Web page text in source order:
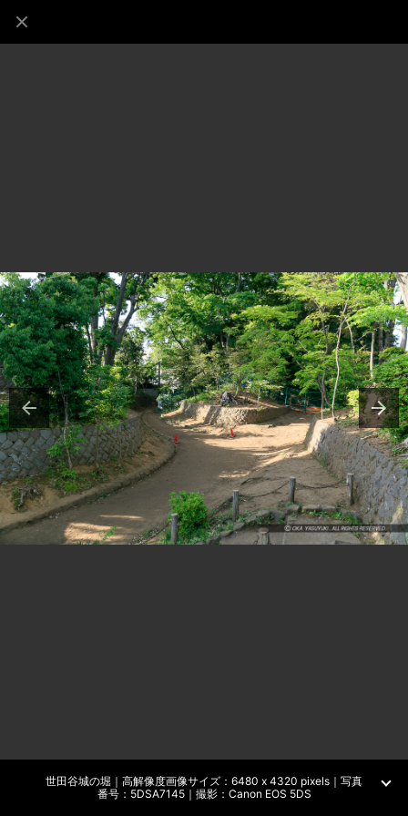
世田谷城の堀｜高解像度画像サイズ：6480 x 4320 pixels｜写真
番号：5DSA7145｜撮影：Canon EOS 5DS